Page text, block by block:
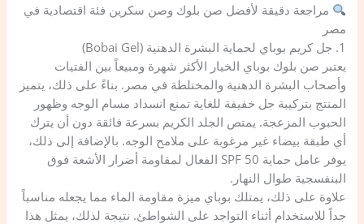
مراجعة دقيقة لأفضل صن بلوك وصن سكرين فئة اقتصادية في
مصر
​1. جل كريم بوباي لحماية البشرة الدهنية (Bobai Gel)
يعتبر صن بلوك بوباي الخيار الأكثر شهرة ومبيعاً بين الفتيات
وأصحاب البشرة الدهنية والمختلطة في مصر. بناءً على ذلك، يتميز
المنتج بتركيبة جل خفيفة للغاية تمنع انسداد مسام الوجه وظهور
الحبوب المزعجة. يمتص الجلد الكريم بسرعة فائقة دون أن يترك
أي طبقة بيضاء غير مرغوبة على ملامح الوجه. بالإضافة إلى ذلك،
يوفر عامل حماية SPF 50 الفعال لمقاومة أضرار الأشعة فوق
البنفسجية طوال النهار.
​علاوة على ذلك، يمتلك بوباي ميزة مقاومة الماء مما يجعله مناسباً
جداً للاستخدام أثناء التواجد على الشواطئ. نتيجة لذلك، يمثل هذا